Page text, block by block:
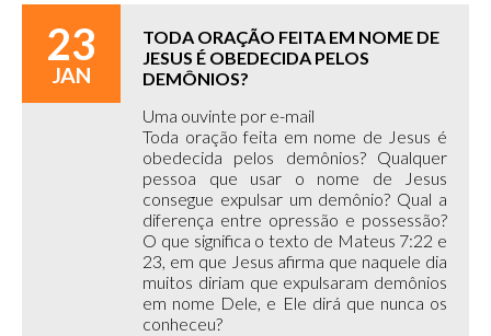
23
JAN
TODA ORAÇÃO FEITA EM NOME DE
JESUS É OBEDECIDA PELOS
DEMÔNIOS?
Uma ouvinte por e-mail
Toda oração feita em nome de Jesus é
obedecida pelos demônios? Qualquer
pessoa que usar o nome de Jesus
consegue expulsar um demônio? Qual a
diferença entre opressão e possessão?
O que significa o texto de Mateus 7:22 e
23, em que Jesus afirma que naquele dia
muitos diriam que expulsaram demônios
em nome Dele, e Ele dirá que nunca os
conheceu?